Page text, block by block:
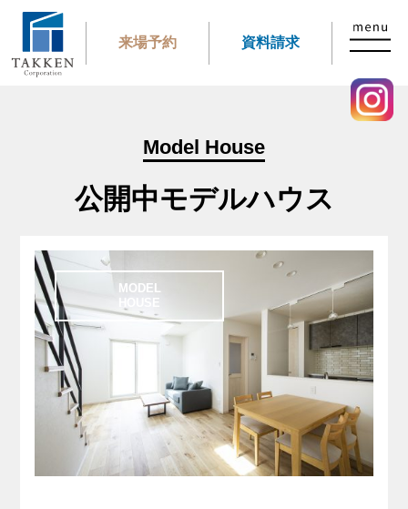
来場予約 資料請求
Model House
公開中モデルハウス
MODEL
HOUSE